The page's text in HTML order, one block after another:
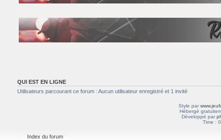
QUI EST EN LIGNE
Utilisateurs parcourant ce forum : Aucun utilisateur enregistré et 1 invité
Style par
Hébergé
Développé par
Time :
Index du forum